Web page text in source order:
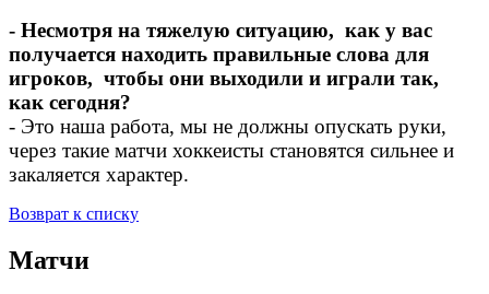
- Несмотря на тяжелую ситуацию, как у вас
получается находить правильные слова для
игроков, чтобы они выходили и играли так,
как сегодня?
- Это наша работа, мы не должны опускать руки,
через такие матчи хоккеисты становятся сильнее и
закаляется характер.
Возврат к списку
Матчи